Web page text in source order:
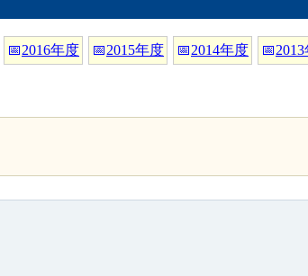
📅2016年度 📅2015年度 📅2014年度 📅